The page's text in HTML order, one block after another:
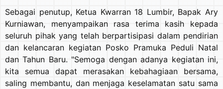
Sebagai penutup, Ketua Kwarran 18 Lumbir, Bapak Ary
Kurniawan, menyampaikan rasa terima kasih kepada
seluruh pihak yang telah berpartisipasi dalam pendirian
dan kelancaran kegiatan Posko Pramuka Peduli Natal
dan Tahun Baru. "Semoga dengan adanya kegiatan ini,
kita semua dapat merasakan kebahagiaan bersama,
saling membantu, dan menjaga keselamatan satu sama